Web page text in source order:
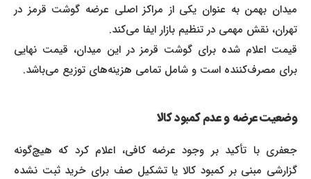
میدان بهمن به عنوان یکی از مراکز اصلی عرضه گوشت قرمز در
تهران، نقش مهمی در تنظیم بازار ایفا می‌کند.
قیمت اعلام شده برای گوشت قرمز در این میدان، قیمت نهایی
برای مصرف‌کننده است و شامل تمامی هزینه‌های توزیع می‌باشد.
وضعیت عرضه و عدم کمبود کالا
جعفری با تأکید بر وجود عرضه کافی، اعلام کرد که هیچ‌گونه
گزارشی مبنی بر کمبود کالا یا تشکیل صف برای خرید ثبت نشده